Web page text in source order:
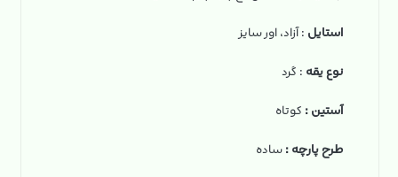
استایل : آزاد، اور سایز
نوع یقه : گرد
آستین : کوتاه
طرح پارچه :ساده